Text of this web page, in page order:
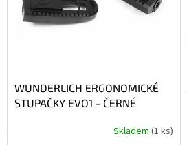
WUNDERLICH ERGONOMICKÉ
STUPAČKY EVO1 - ČERNÉ
Skladem(1 ks)